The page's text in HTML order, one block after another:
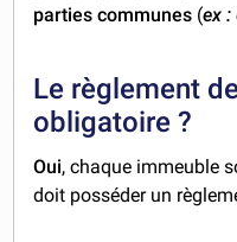
parties communes (ex :
Le règlement
obligatoire ?
Oui, chaque immeuble
doit posséder un